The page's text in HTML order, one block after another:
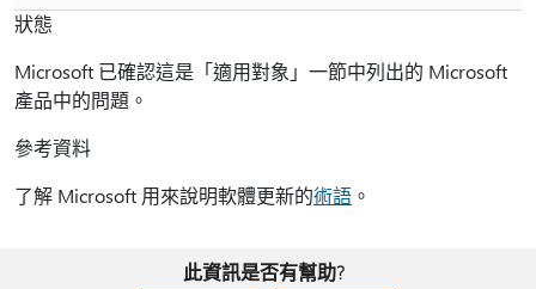
狀態
Microsoft 已確認這是「適用對象」一節中列出的 Microsoft
產品中的問題。
參考資料
了解 Microsoft 用來說明軟體更新的術語 。
此資訊是否有幫助?